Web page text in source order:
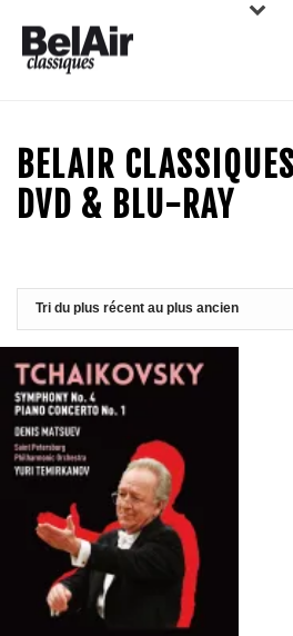
BELAIR
DVD & BLU-RAY